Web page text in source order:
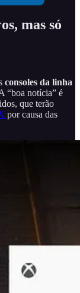
mas só
consoles da linha
“boa notícia” é
que terão
por causa das